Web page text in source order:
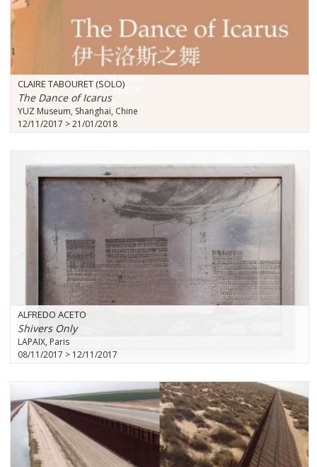
CLAIRE TABOURET (SOLO)
The Dance of Icarus
YUZ Museum, Shanghai, Chine
12/11/2017 > 21/01/2018
ALFREDO ACETO
Shivers Only
LAPAIX, Paris
08/11/2017 > 12/11/2017